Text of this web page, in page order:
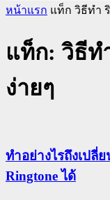
หน้าแรก แท็ก วิธีทำ
แท็ก: วิธีท
ง่ายๆ
ทำอย่างไรถึงเปลี่
Ringtone ได้